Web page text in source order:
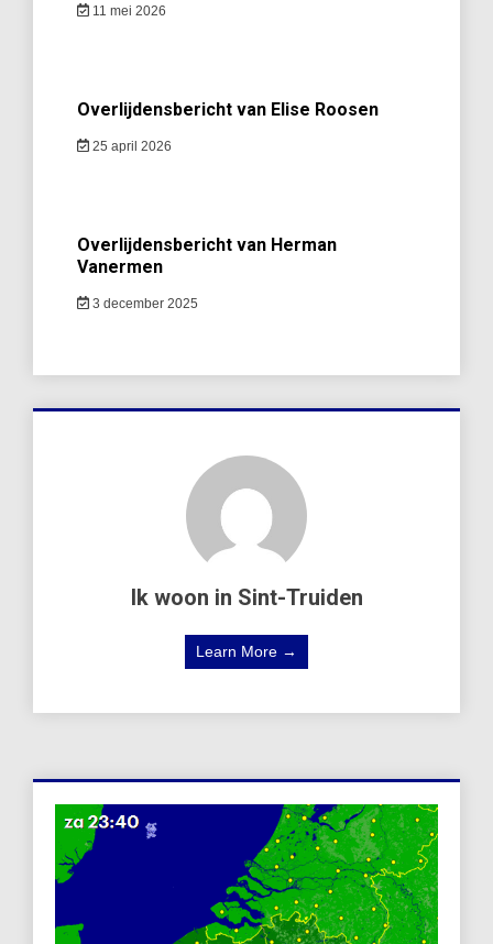
11 mei 2026
Overlijdensbericht van Elise Roosen
25 april 2026
Overlijdensbericht van Herman
Vanermen
3 december 2025
Ik woon in Sint-Truiden
Learn More →